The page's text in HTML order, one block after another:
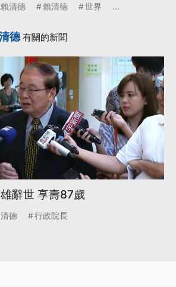
清德 賴清德 世界 ...
德有關的新聞
辭世 享壽87歲
德 行政院長